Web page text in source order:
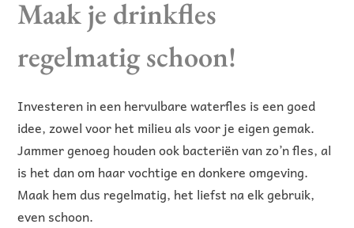
Maak je drinkfles
regelmatig schoon!
Investeren in een hervulbare waterfles is een goed
idee, zowel voor het milieu als voor je eigen gemak.
Jammer genoeg houden ook bacteriën van zo’n fles, al
is het dan om haar vochtige en donkere omgeving.
Maak hem dus regelmatig, het liefst na elk gebruik,
even schoon.